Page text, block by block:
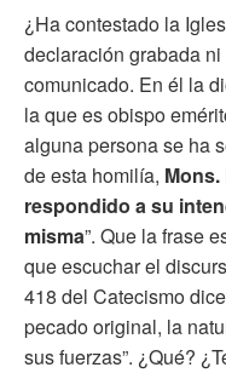
¿Ha contestado la
declaración grabada
comunicado. En él la
la que es obispo
alguna persona se ha
de esta homilía,
respondido a su
misma”. Que la frase
que escuchar el
418 del Catecismo
pecado original, la
sus fuerzas”. ¿Qué?